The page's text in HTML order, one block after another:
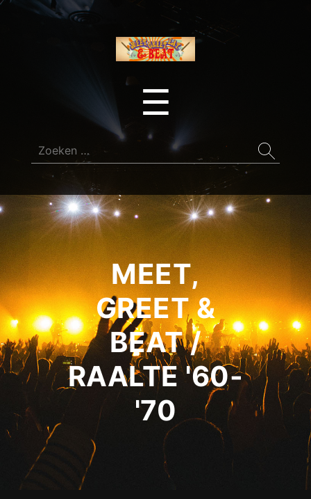
Raalte
Beat
Bands
☰
Zoeken
naar:
MEET,
GREET &
BEAT /
RAALTE '60-
'70